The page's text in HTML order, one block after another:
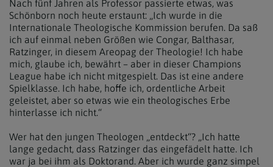
Nach fünf Jahren als Professor passierte etwas, was
Schönborn noch heute erstaunt: „Ich wurde in die
Internationale Theologische Kommission berufen. Da saß
ich auf einmal neben Größen wie Congar, Balthasar,
Ratzinger, in diesem Areopag der Theologie! Ich habe
mich, glaube ich, bewährt – aber in dieser Champions
League habe ich nicht mitgespielt. Das ist eine andere
Spielklasse. Ich habe, hoffe ich, ordentliche Arbeit
geleistet, aber so etwas wie ein theologisches Erbe
hinterlasse ich nicht.“
Wer hat den jungen Theologen „entdeckt“? „Ich hatte
lange gedacht, dass Ratzinger das eingefädelt hatte. Ich
war ja bei ihm als Doktorand. Aber ich wurde ganz simpel